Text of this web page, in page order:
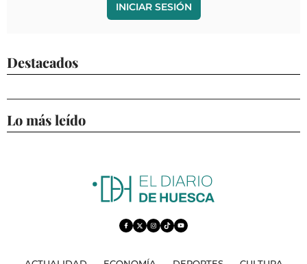
INICIAR SESIÓN
Destacados
Lo más leído